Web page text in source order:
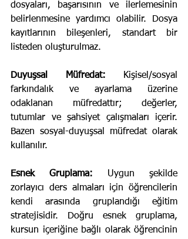
dosyaları, başarısının ve ilerlemesinin
belirlenmesine yardımcı olabilir. Dosya
kayıtlarının bileşenleri, standart bir
listeden oluşturulmaz.
Duyuşsal Müfredat: Kişisel/sosyal
farkındalık ve ayarlama üzerine
odaklanan müfredattır; değerler,
tutumlar ve şahsiyet çalışmaları içerir.
Bazen sosyal-duyuşsal müfredat olarak
kullanılır.
Esnek Gruplama: Uygun şekilde
zorlayıcı ders almaları için öğrencilerin
kendi arasında gruplandığı eğitim
stratejisidir. Doğru esnek gruplama,
kursun içeriğine bağlı olarak öğrencinin